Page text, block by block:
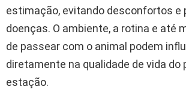
estimação, evitando desconfortos e
doenças. O ambiente, a rotina e até
de passear com o animal podem
diretamente na qualidade de vida do
estação.